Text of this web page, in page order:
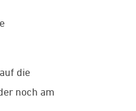
die
noch am